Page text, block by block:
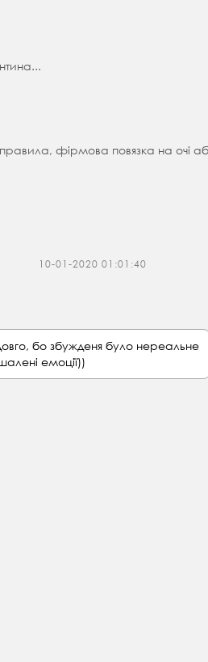
фірмова повязка на очі
10-01-2020 01:01:40
бо збужденя було нереальне
емоції))